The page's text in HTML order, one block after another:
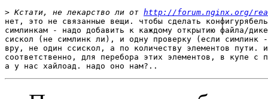
> Кстати, не лекарство ли от http://forum.nginx.org/
нет, это не связанные вещи. чтобы сделать
симлинкам - надо добавить к каждому открытию файла/
сискол (не симлинк ли), и одну проверку (если
вру, не один ссискол, а по количеству элементов пути.
соответственно, для перебора этих элементов, в купе с